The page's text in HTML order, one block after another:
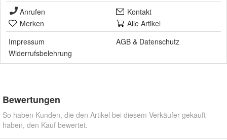
Anrufen
Kontakt
Merken
Alle Artikel
Impressum
AGB & Datenschutz
Widerrufsbelehrung
Bewertungen
So haben Kunden, die den Artikel bei diesem Verkäufer gekauft
haben, den Kauf bewertet.